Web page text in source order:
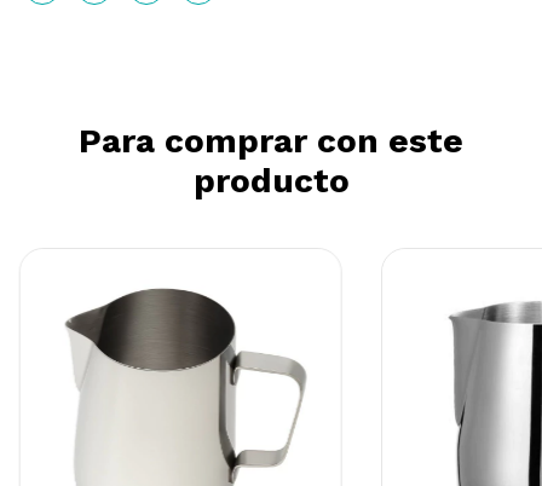
Para comprar con este
producto